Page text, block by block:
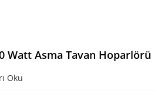
Watt Asma Tavan Hoparlörü
Oku